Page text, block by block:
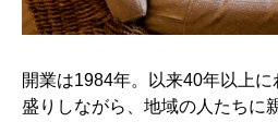
開業は1984年。以来40年以上
盛りしながら、地域の人たちに